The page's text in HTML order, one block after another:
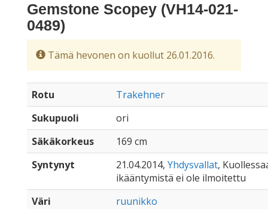
Gemstone Scopey (VH14-021-
0489)
Tämä hevonen on kuollut 26.01.2016.
Rotu
Trakehner
Sukupuoli
ori
Säkäkorkeus
169 cm
Syntynyt
21.04.2014, Yhdysvallat,
ikääntymistä ei ole ilmoitettu
Väri
ruunikko